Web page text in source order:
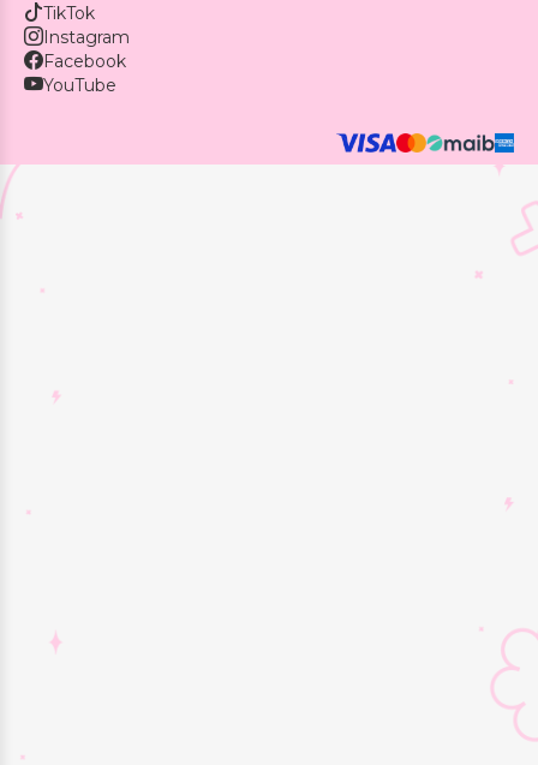
TikTok
Instagram
Facebook
YouTube